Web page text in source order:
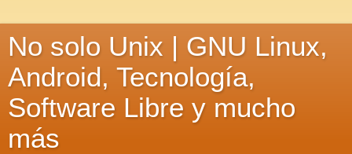
No solo Unix | GNU Linux,
Android, Tecnología,
Software Libre y mucho
más